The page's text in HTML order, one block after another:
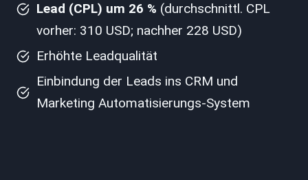
Lead (CPL) um 26 % (durchschnittl. CPL
vorher: 310 USD; nachher 228 USD)
Erhöhte Leadqualität
Einbindung der Leads ins CRM und
Marketing Automatisierungs-System